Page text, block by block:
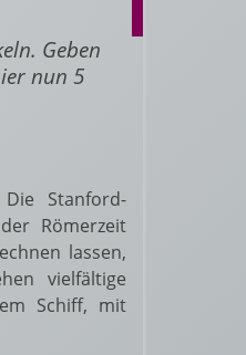
Geben
nun 5
Stanford-
Römerzeit
lassen,
vielfältige
Schiff, mit